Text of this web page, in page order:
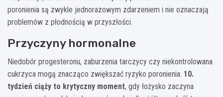
poronienia są zwykle jednorazowym zdarzeniem i nie oznaczają
problemów z płodnością w przyszłości.
Przyczyny hormonalne
Niedobór progesteronu, zaburzenia tarczycy czy niekontrolowana
cukrzyca mogą znacząco zwiększać ryzyko poronienia. 10.
tydzień ciąży to krytyczny moment, gdy łożysko zaczyna